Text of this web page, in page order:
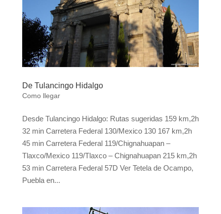
De Tulancingo Hidalgo
Como llegar
Desde Tulancingo Hidalgo: Rutas sugeridas 159 km,2h
32 min Carretera Federal 130/Mexico 130 167 km,2h
45 min Carretera Federal 119/Chignahuapan –
Tlaxco/Mexico 119/Tlaxco – Chignahuapan 215 km,2h
53 min Carretera Federal 57D Ver Tetela de Ocampo,
Puebla en...